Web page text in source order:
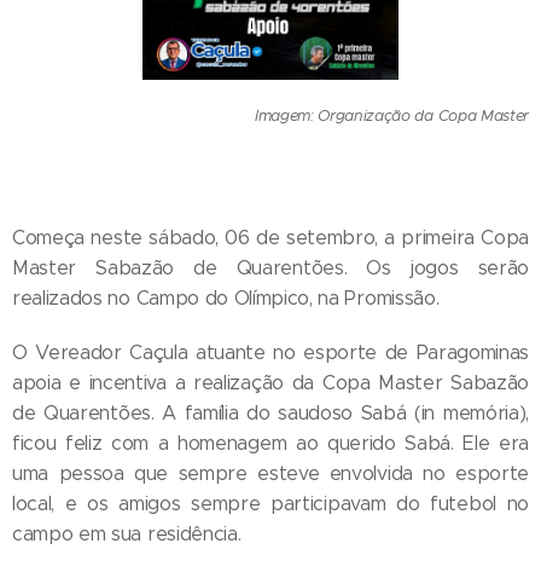
Imagem: Organização da Copa Master
Começa neste sábado, 06 de setembro, a primeira Copa
Master Sabazão de Quarentões. Os jogos serão
realizados no Campo do Olímpico, na Promissão.
O Vereador Caçula atuante no esporte de Paragominas
apoia e incentiva a realização da Copa Master Sabazão
de Quarentões. A família do saudoso Sabá (in memória),
ficou feliz com a homenagem ao querido Sabá. Ele era
uma pessoa que sempre esteve envolvida no esporte
local, e os amigos sempre participavam do futebol no
campo em sua residência.